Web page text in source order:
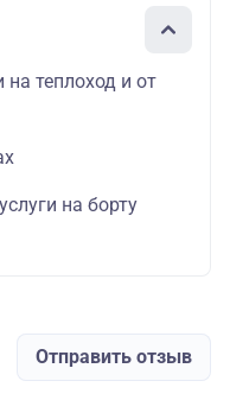
теплоход и от
на борту
Отправить отзыв